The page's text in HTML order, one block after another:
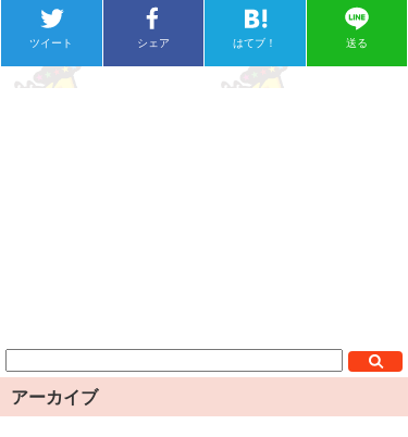
ツイート シェア はてブ！ 送る
アーカイブ